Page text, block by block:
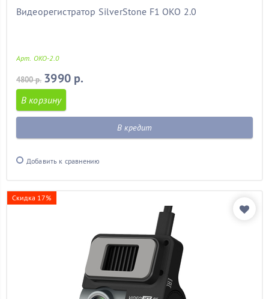
Видеорегистратор SilverStone F1 OKO 2.0
Арт. OKO-2.0
4800 р. 3990 р.
В корзину
В кредит
Добавить к сравнению
Скидка 17%